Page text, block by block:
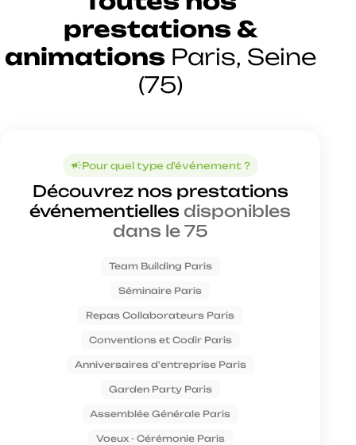
prestations &
animations Paris, Seine
(75)
campaignPour quel type d'événement ?
Découvrez nos prestations
événementiellesdisponibles
dans le 75
Team Building Paris
Séminaire Paris
Repas Collaborateurs Paris
Conventions et Codir Paris
Anniversaires d'entreprise Paris
Garden Party Paris
Assemblée Générale Paris
Voeux - Cérémonie Paris